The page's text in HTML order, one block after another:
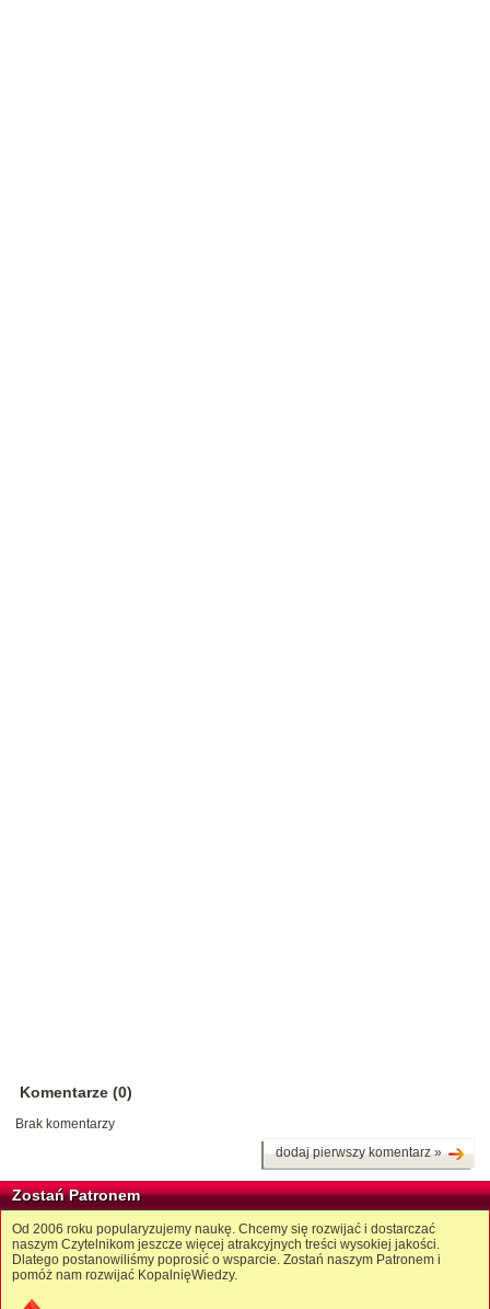
Komentarze (0)
Brak komentarzy
dodaj pierwszy komentarz »
Zostań Patronem
Od 2006 roku popularyzujemy naukę. Chcemy się rozwijać i dostarczać
naszym Czytelnikom jeszcze więcej atrakcyjnych treści wysokiej jakości.
Dlatego postanowiliśmy poprosić o wsparcie. Zostań naszym Patronem i
pomóż nam rozwijać KopalnięWiedzy.